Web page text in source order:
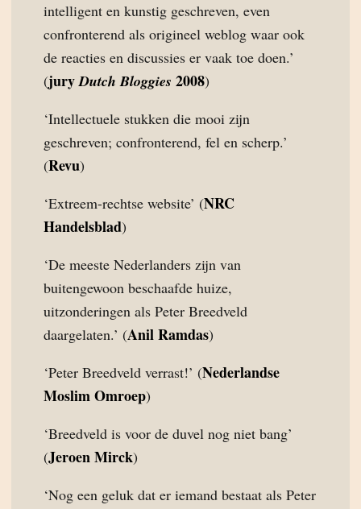
intelligent en kunstig geschreven, even
confronterend als origineel weblog waar ook
de reacties en discussies er vaak toe doen.’
(juryDutch Bloggies 2008)
‘Intellectuele stukken die mooi zijn
geschreven; confronterend, fel en scherp.’
(Revu)
‘Extreem-rechtse website’ (NRC
Handelsblad)
‘De meeste Nederlanders zijn van
buitengewoon beschaafde huize,
uitzonderingen als Peter Breedveld
daargelaten.’ (Anil Ramdas)
‘Peter Breedveld verrast!’ (Nederlandse
Moslim Omroep)
‘Breedveld is voor de duvel nog niet bang’
(Jeroen Mirck)
‘Nog een geluk dat er iemand bestaat als Peter